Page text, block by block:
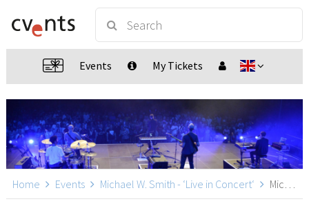
Events My Tickets
Home Events Michael W. Smith - ‘Live in Concert‘ Michael W. Smith - ‘Live in Concert‘, Siegen